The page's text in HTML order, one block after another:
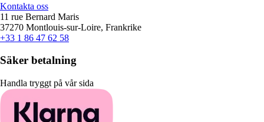
Kontakta oss
11 rue Bernard Maris
37270 Montlouis-sur-Loire, Frankrike
+33 1 86 47 62 58
Säker betalning
Handla tryggt på vår sida